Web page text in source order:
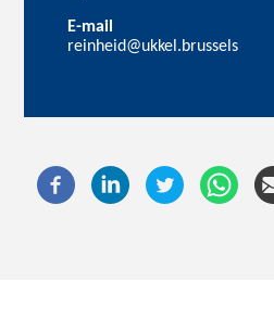
E-mail
reinheid@ukkel.brussels